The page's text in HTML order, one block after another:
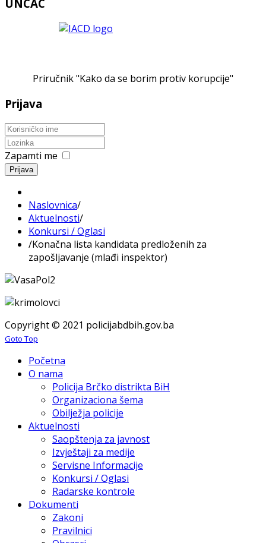
UNCAC
Priručnik "Kako da se borim protiv korupcije"
Prijava
Zapamti me
Prijava
Naslovnica/
Aktuelnosti/
Konkursi / Oglasi
/Konačna lista kandidata predloženih za
zapošljavanje (mlađi inspektor)
Copyright © 2021 policijabdbih.gov.ba
Goto Top
Početna
O nama
Policija Brčko distrikta BiH
Organizaciona šema
Obilježja policije
Aktuelnosti
Saopštenja za javnost
Izvještaji za medije
Servisne Informacije
Konkursi / Oglasi
Radarske kontrole
Dokumenti
Zakoni
Pravilnici